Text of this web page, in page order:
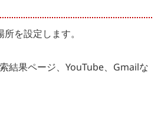
を設定します。
結果ページ、YouTube、Gmailな